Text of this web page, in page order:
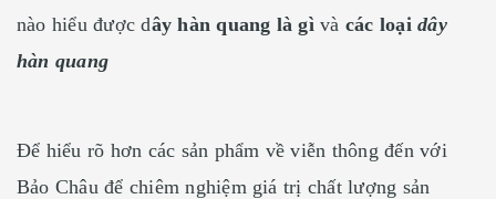
nào hiểu được dây hàn quang là gìvà các loạidây
hàn quang
Để hiểu rõ hơn các sản phẩm về viễn thông đến với
Bảo Châu để chiêm nghiệm giá trị chất lượng sản